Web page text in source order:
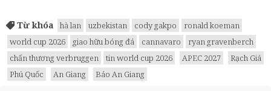
Từ khóa hà lan uzbekistan cody gakpo
ronald koeman
world cup 2026
giao hữu bóng đá cannavaro
ryan gravenberch
chấn thương verbruggen
tin world cup 2026 APEC 2027
Rạch Giá
Phú Quốc
An Giang Báo An Giang